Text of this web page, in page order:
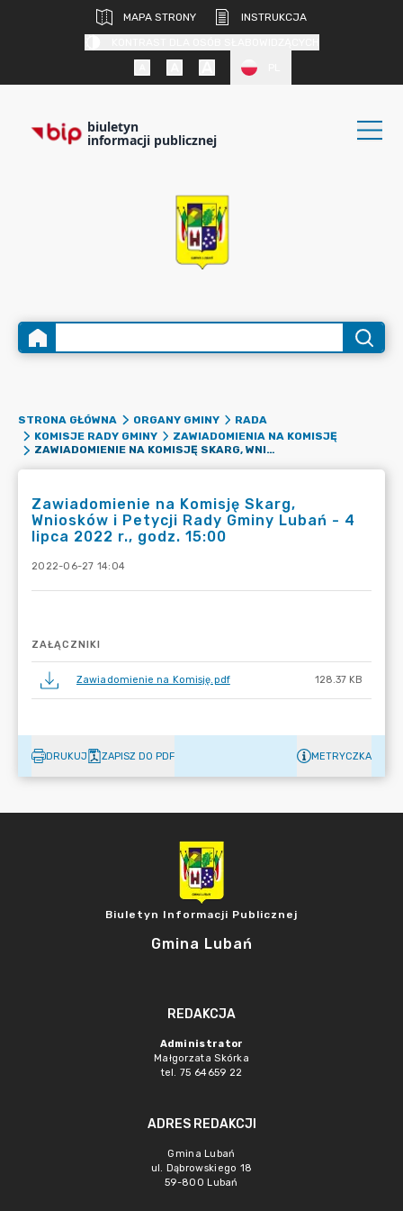
MAPA STRONY
INSTRUKCJA
biuletyn
informacji publicznej
STRONA GŁÓWNA ORGANY GMINY
RADA
KOMISJE RADY GMINY
ZAWIADOMIENIA NA KOMISJĘ
ZAWIADOMIENIE NA KOMISJĘ SKARG, WNIOSKÓW I PETYCJI RADY GMINY LUBAŃ - 4 LIPCA 2022 R., GODZ. 15:00
Zawiadomienie na Komisję Skarg,
Wniosków i Petycji Rady Gminy Lubań - 4
lipca 2022 r., godz. 15:00
2022-06-27 14:04
ZAŁĄCZNIKI
Zawiadomienie na Komisję.pdf 128.37 KB
DRUKUJ ZAPISZ DO PDF METRYCZKA
Biuletyn Informacji Publicznej
Gmina Lubań
REDAKCJA
Administrator
Małgorzata Skórka
tel. 75 64659 22
ADRES REDAKCJI
Gmina Lubań
ul. Dąbrowskiego 18
59-800 Lubań